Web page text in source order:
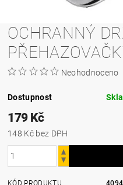
OCHRANNÝ
Neohodnoceno
Dostupnost
179 Kč
148 Kč bez DPH
KÓD PRODUKTU